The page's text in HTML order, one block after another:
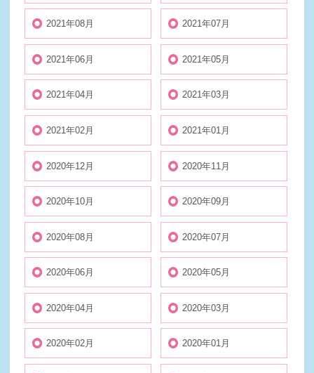
2021年08月 2021年07月
2021年06月 2021年05月
2021年04月 2021年03月
2021年02月 2021年01月
2020年12月 2020年11月
2020年10月 2020年09月
2020年08月 2020年07月
2020年06月 2020年05月
2020年04月 2020年03月
2020年02月 2020年01月